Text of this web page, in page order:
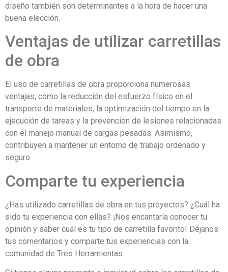
diseño también son determinantes a la hora de hacer una
buena elección.
Ventajas de utilizar carretillas
de obra
El uso de carretillas de obra proporciona numerosas
ventajas, como la reducción del esfuerzo físico en el
transporte de materiales, la optimización del tiempo en la
ejecución de tareas y la prevención de lesiones relacionadas
con el manejo manual de cargas pesadas. Asimismo,
contribuyen a mantener un entorno de trabajo ordenado y
seguro.
Comparte tu experiencia
¿Has utilizado carretillas de obra en tus proyectos? ¿Cuál ha
sido tu experiencia con ellas? ¡Nos encantaría conocer tu
opinión y saber cuál es tu tipo de carretilla favorito! Déjanos
tus comentarios y comparte tus experiencias con la
comunidad de Tres Herramientas.